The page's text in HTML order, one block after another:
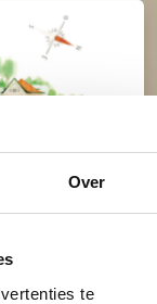
Over
te